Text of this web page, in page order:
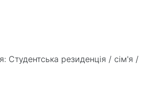
Студентська резиденція / сім'я /